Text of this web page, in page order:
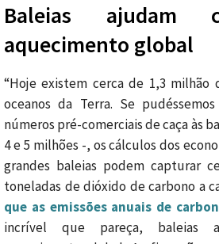
Baleias ajudam
aquecimento global
“Hoje existem cerca de 1,3 milhão
oceanos da Terra. Se
números pré-comerciais de caça às
4 e 5 milhões -, os cálculos dos
grandes baleias podem capturar
toneladas de dióxido de carbono a
que as emissões anuais de
incrível que pareça, baleias